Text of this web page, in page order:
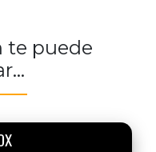
te puede